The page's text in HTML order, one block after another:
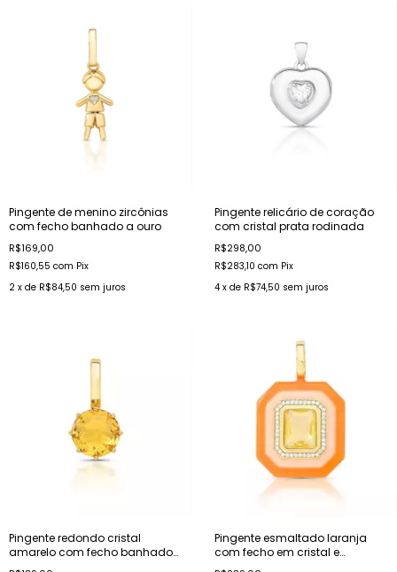
Pingente de menino zircônias
com fecho banhado a ouro
R$169,00
R$160,55 com Pix
2 x de R$84,50 sem juros
Pingente relicário de coração
com cristal prata rodinada
R$298,00
R$283,10 com Pix
4 x de R$74,50 sem juros
Pingente redondo cristal
amarelo com fecho banhado
a ouro
Pingente esmaltado laranja
com fecho em cristal e
zircônias banhado a ouro